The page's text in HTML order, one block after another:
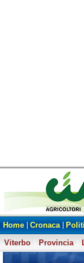
Home Cronaca
Viterbo
Provincia